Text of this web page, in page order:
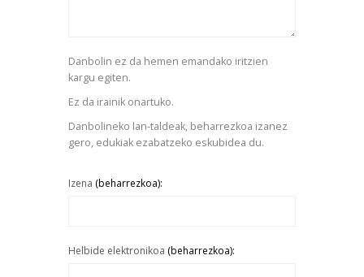
Danbolin ez da hemen emandako iritzien
kargu egiten.
Ez da irainik onartuko.
Danbolineko lan-taldeak, beharrezkoa izanez
gero, edukiak ezabatzeko eskubidea du.
Izena (beharrezkoa):
Helbide elektronikoa (beharrezkoa):